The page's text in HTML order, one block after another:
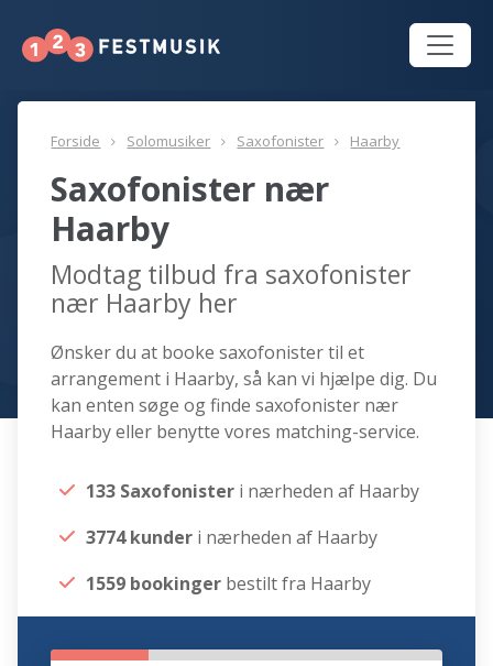
Forside Solomusiker Saxofonister Haarby
Saxofonister nær
Haarby
Modtag tilbud fra saxofonister
nær Haarby her
Ønsker du at booke saxofonister til et
arrangement i Haarby, så kan vi hjælpe dig. Du
kan enten søge og finde saxofonister nær
Haarby eller benytte vores matching-service.
133 Saxofonister i nærheden af Haarby
3774 kunder i nærheden af Haarby
1559 bookinger bestilt fra Haarby